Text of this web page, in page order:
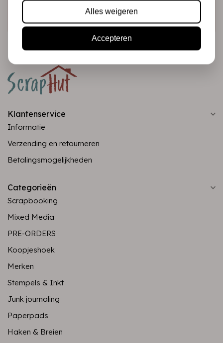
Klantenservice
Informatie
Verzending en retourneren
Betalingsmogelijkheden
Categorieën
Scrapbooking
Mixed Media
PRE-ORDERS
Koopjeshoek
Merken
Stempels & Inkt
Junk journaling
Paperpads
Haken & Breien
Alles weigeren
Accepteren